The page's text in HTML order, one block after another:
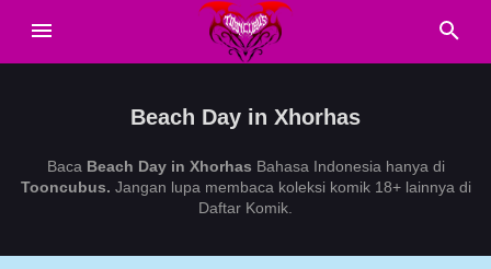
Beach Day in Xhorhas
Baca Beach Day in Xhorhas Bahasa Indonesia hanya di
Tooncubus. Jangan lupa membaca koleksi komik 18+ lainnya di
Daftar Komik.